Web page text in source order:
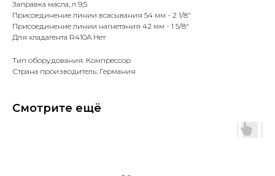
Заправка масла, л 9,5
Присоединение линии всасывания 54 мм - 2 1/8"
Присоединение линии нагнетания 42 мм - 1 5/8"
Для хладагента R410A Нет
Тип оборудования: Компрессор
Страна производитель: Германия
Смотрите ещё